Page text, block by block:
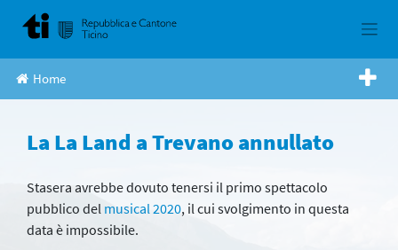
Home
La La Land a Trevano annullato
Stasera avrebbe dovuto tenersi il primo spettacolo
pubblico del musical 2020, il cui svolgimento in questa
data è impossibile.